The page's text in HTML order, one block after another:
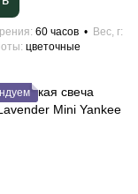
60 часов
Вес, г
цветочные